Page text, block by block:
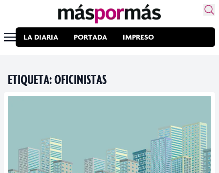
LA DIARIA PORTADA IMPRESO
ETIQUETA:OFICINISTAS